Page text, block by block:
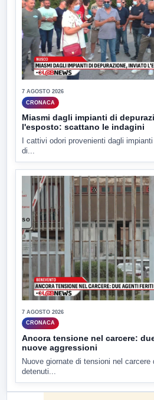
7 AGOSTO 2026
CRONACA
Miasmi dagli impianti di
l'esposto: scattano le indagini
I cattivi odori provenienti dagli
di...
7 AGOSTO 2026
CRONACA
Ancora tensione nel carcere:
nuove aggressioni
Nuove giornate di tensioni nel carcere
detenuti...